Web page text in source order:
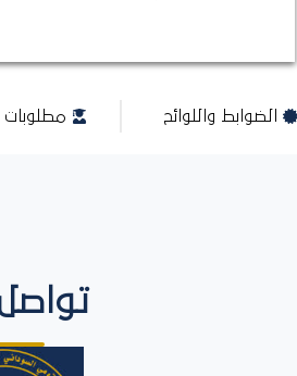
الضوابط واللوائح مطلوبات